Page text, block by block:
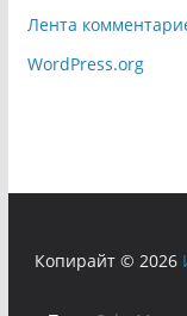
Лента
WordPress.org
Копирайт © 2026